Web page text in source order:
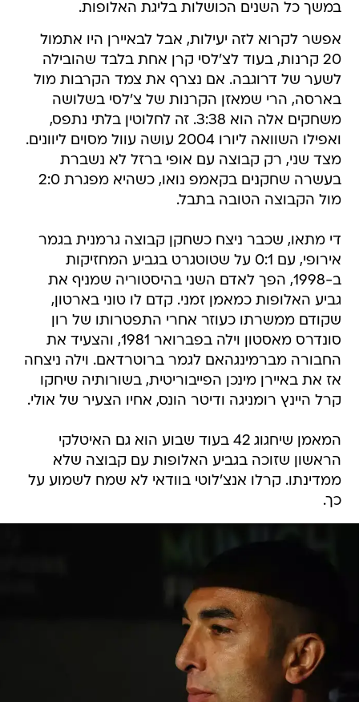
במשך כל השנים הכושלות בליגת האלופות.
אפשר לקרוא לזה יעילות, אבל לבאיירן היו אתמול
20 קרנות, בעוד לצ'לסי קרן אחת בלבד שהובילה
לשער של דרוגבה. אם נצרף את צמד הקרבות מול
בארסה, הרי שמאזן הקרנות של צ'לסי בשלושה
משחקים אלה הוא 3:38. זה לחלוטין בלתי נתפס,
ואפילו השוואה ליורו 2004 עושה עוול מסוים ליוונים.
מצד שני, רק קבוצה עם אופי ברזל לא נשברת
בעשרה שחקנים בקאמפ נואו, כשהיא מפגרת 2:0
מול הקבוצה הטובה בתבל.
די מתאו, שכבר ניצח כשחקן קבוצה גרמנית בגמר
אירופי, עם 0:1 על שטוטגרט בגביע המחזיקות
ב-1998, הפך לאדם השני בהיסטוריה שמניף את
גביע האלופות כמאמן זמני. קדם לו טוני בארטון,
שקודם ממשרתו כעוזר אחרי התפטרותו של רון
סונדרס מאסטון וילה בפברואר 1981, והצעיד את
החבורה מברמינגהאם לגמר ברוטרדאם. וילה ניצחה
אז את באיירן מינכן הפייבוריטית, בשורותיה שיחקו
קרל היינץ רומניגה ודיטר הונס, אחיו הצעיר של אולי.
המאמן שיחגוג 42 בעוד שבוע הוא גם האיטלקי
הראשון שזוכה בגביע האלופות עם קבוצה שלא
ממדינתו. קרלו אנצ'לוטי בוודאי לא שמח לשמוע על
כך.